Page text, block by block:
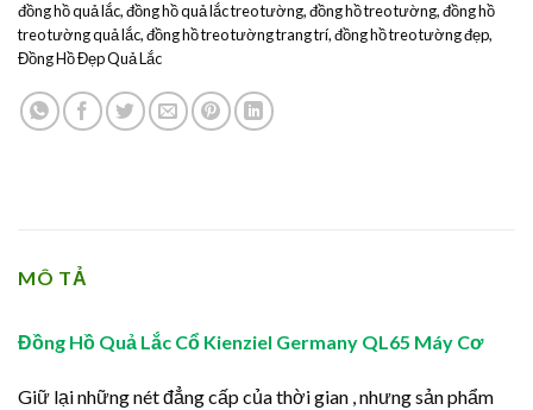
đồng hồ quả lắc,đồng hồ quả lắc treo tường,đồng hồ treo tường,đồng hồ
treo tường quả lắc,đồng hồ treo tường trang trí,đồng hồ treo tường đẹp,
Đồng Hồ Đẹp Quả Lắc
MÔ TẢ
Đồng Hồ Quả Lắc Cổ Kienziel Germany QL65 Máy Cơ
Giữ lại những nét đẳng cấp của thời gian , nhưng sản phẩm